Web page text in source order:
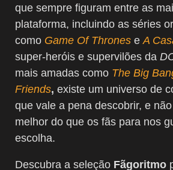
que sempre figuram entre as
plataforma, incluindo as séries
como Game Of Thrones e A
super-heróis e supervilões da
mais amadas como The Big
Friends, existe um universo de
que vale a pena descobrir, e
melhor do que os fãs para nos
escolha.
Descubra a seleção Fãgoritmo